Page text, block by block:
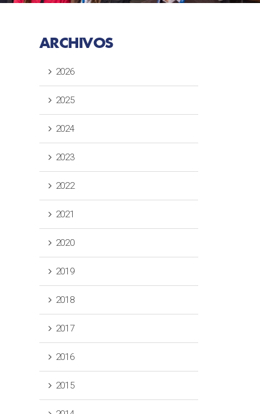
ARCHIVOS
2026
2025
2024
2023
2022
2021
2020
2019
2018
2017
2016
2015